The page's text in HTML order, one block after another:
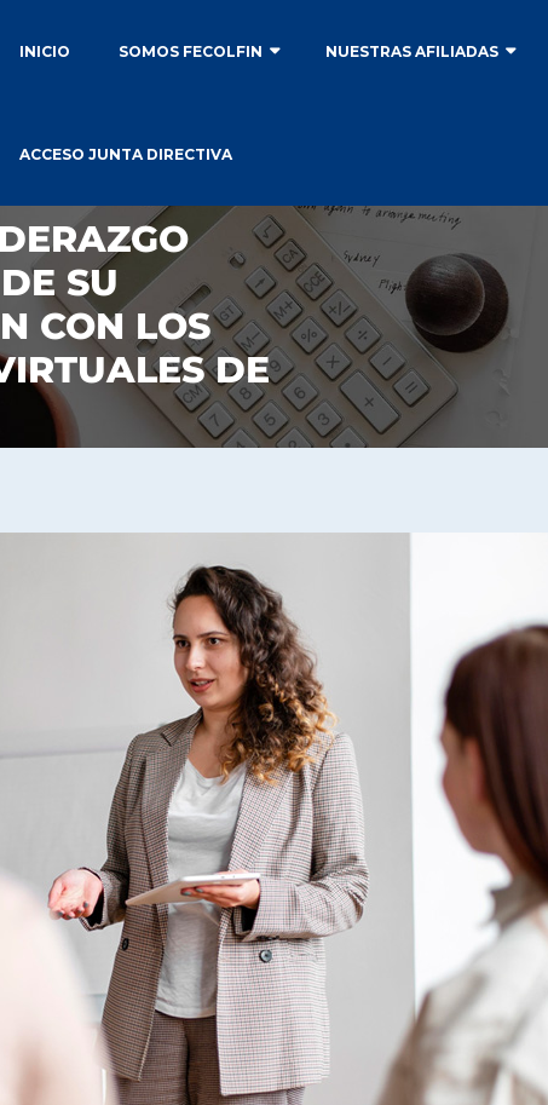
INICIO SOMOS FECOLFIN NUESTRAS AFILIADAS
ACCESO JUNTA DIRECTIVA
SU
CON LOS
DE